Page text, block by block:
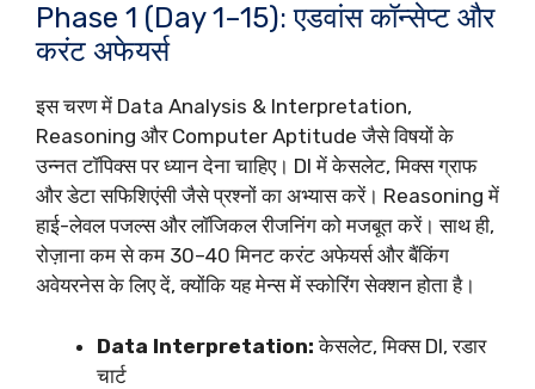
Phase 1 (Day 1–15): एडवांस कॉन्सेप्ट और
करंट अफेयर्स
इस चरण में Data Analysis & Interpretation,
Reasoning और Computer Aptitude जैसे विषयों के
उन्नत टॉपिक्स पर ध्यान देना चाहिए। DI में केसलेट, मिक्स ग्राफ
और डेटा सफिशिएंसी जैसे प्रश्नों का अभ्यास करें। Reasoning में
हाई-लेवल पजल्स और लॉजिकल रीजनिंग को मजबूत करें। साथ ही,
रोज़ाना कम से कम 30–40 मिनट करंट अफेयर्स और बैंकिंग
अवेयरनेस के लिए दें, क्योंकि यह मेन्स में स्कोरिंग सेक्शन होता है।
Data Interpretation: केसलेट, मिक्स DI, रडार
चार्ट